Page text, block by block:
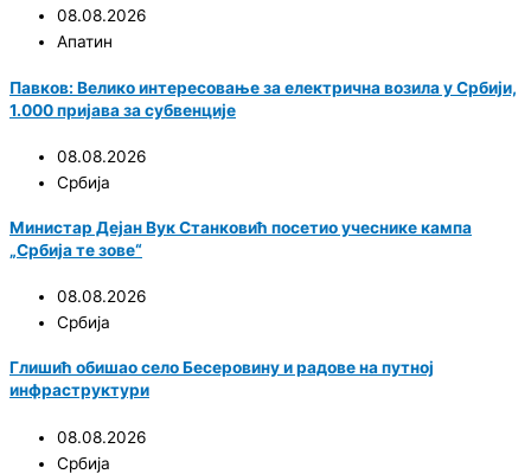
08.08.2026
Апатин
Павков: Велико интересовање за електрична возила у Србији,
1.000 пријава за субвенције
08.08.2026
Србија
Министар Дејан Вук Станковић посетио учеснике кампа
„Србија те зове“
08.08.2026
Србија
Глишић обишао село Бесеровину и радове на путној
инфраструктури
08.08.2026
Србија